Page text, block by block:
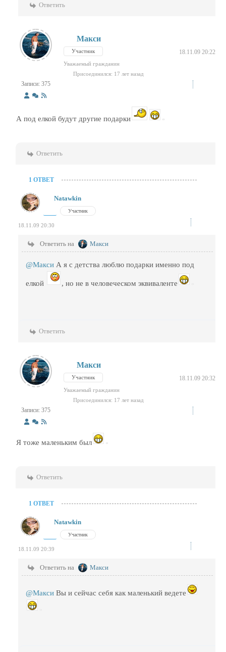
Ответить
Записи: 375
Макси
Участник 18.11.09 20:22
Уважаемый гражданин
Присоединился: 17 лет назад
А под елкой будут другие подарки
Ответить
1 ОТВЕТ
Natawkin
Участник
18.11.09 20:30
Ответить на Макси
@Макси А я с детства люблю подарки именно под
елкой , но не в человеческом эквиваленте
Ответить
Записи: 375
Макси
Участник 18.11.09 20:32
Уважаемый гражданин
Присоединился: 17 лет назад
Я тоже маленьким был
Ответить
1 ОТВЕТ
Natawkin
Участник
18.11.09 20:39
Ответить на Макси
@Макси Вы и сейчас себя как маленький ведете